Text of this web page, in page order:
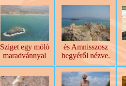
Sziget egy móló
maradvánnyal
és Amnisszosz
hegyéről nézve.